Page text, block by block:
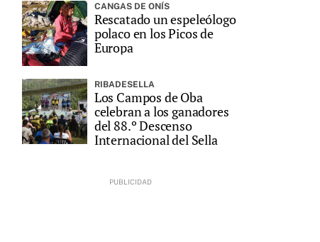
CANGAS DE ONÍS
Rescatado un espeleólogo
polaco en los Picos de
Europa
RIBADESELLA
Los Campos de Oba
celebran a los ganadores
del 88.º Descenso
Internacional del Sella